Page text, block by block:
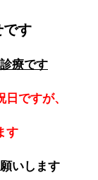
です
療です
ですが、
す
いします